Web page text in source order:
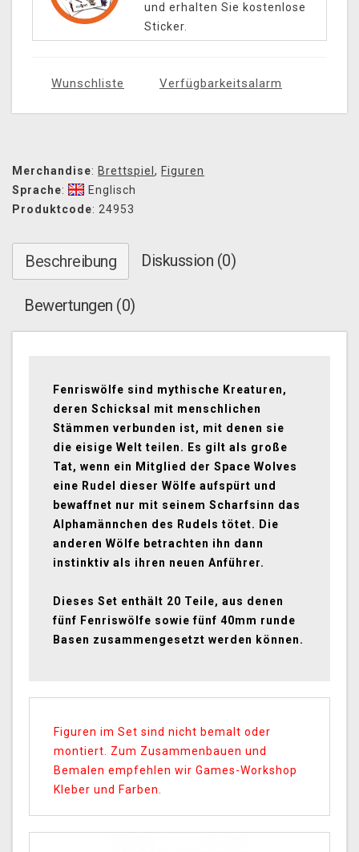
und erhalten Sie kostenlose
Sticker.
Wunschliste Verfügbarkeitsalarm
Merchandise: Brettspiel , Figuren
Sprache:
Englisch
Produktcode: 24953
Beschreibung Diskussion (0)
Bewertungen (0)
Fenriswölfe sind mythische Kreaturen,
deren Schicksal mit menschlichen
Stämmen verbunden ist, mit denen sie
die eisige Welt teilen. Es gilt als große
Tat, wenn ein Mitglied der Space Wolves
eine Rudel dieser Wölfe aufspürt und
bewaffnet nur mit seinem Scharfsinn das
Alphamännchen des Rudels tötet. Die
anderen Wölfe betrachten ihn dann
instinktiv als ihren neuen Anführer.
Dieses Set enthält 20 Teile, aus denen
fünf Fenriswölfe sowie fünf 40mm runde
Basen zusammengesetzt werden können.
Figuren im Set sind nicht bemalt oder
montiert. Zum Zusammenbauen und
Bemalen empfehlen wir Games-Workshop
Kleber und Farben.